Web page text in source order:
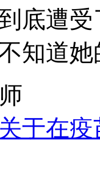
底遭
知道
于在